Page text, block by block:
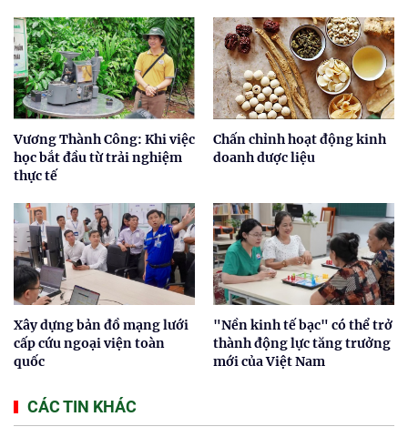
Vương Thành Công: Khi việc
học bắt đầu từ trải nghiệm
thực tế
Chấn chỉnh hoạt động kinh
doanh dược liệu
Xây dựng bản đồ mạng lưới
cấp cứu ngoại viện toàn
quốc
"Nền kinh tế bạc" có thể trở
thành động lực tăng trưởng
mới của Việt Nam
CÁC TIN KHÁC